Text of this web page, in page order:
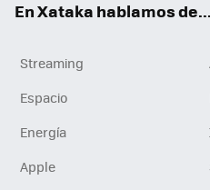
En Xataka hablamos de...
Streaming
Espacio
Energía
Apple